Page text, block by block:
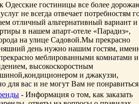
Одесские гостиницы все более
не всегда отвечает потребностям
отличный альтернативный вариант и
в нашем апарт-отеле «Парадиз»,
на улице Садовой.Мы прекрасно
день нужно нашим гостям,
меблированными комнатами и
высокоскоростным
и джакуззи,
для вас и не могут Вам не
- Информация о том, как заказать